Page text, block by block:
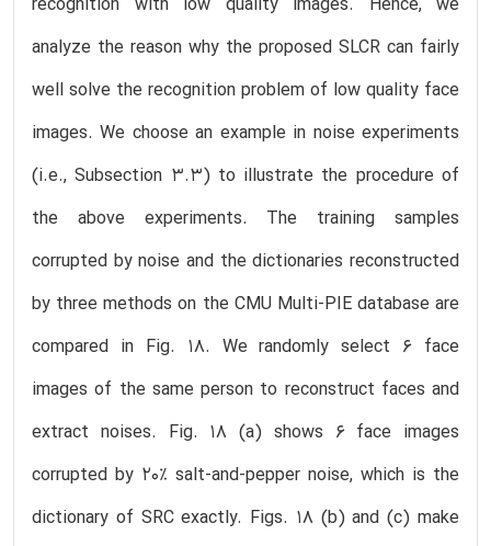
recognition with low quality images. Hence, we
analyze the reason why the proposed SLCR can fairly
well solve the recognition problem of low quality face
images. We choose an example in noise experiments
(i.e., Subsection 3.3) to illustrate the procedure of
the above experiments. The training samples
corrupted by noise and the dictionaries reconstructed
by three methods on the CMU Multi-PIE database are
compared in Fig. 18. We randomly select 6 face
images of the same person to reconstruct faces and
extract noises. Fig. 18 (a) shows 6 face images
corrupted by 20% salt-and-pepper noise, which is the
dictionary of SRC exactly. Figs. 18 (b) and (c) make